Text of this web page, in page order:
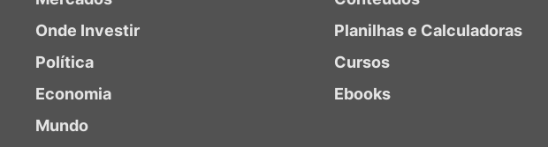
Onde Investir
Política
Economia
Mundo
Planilhas e Calculadoras
Cursos
Ebooks